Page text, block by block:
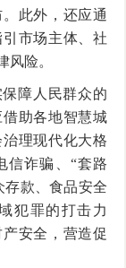
此外，还应通
市场主体、社
风险。
障人民群众的
助各地智慧城
理现代化大格
信诈骗、“套路
存款、食品安全
犯罪的打击力
安全，营造促